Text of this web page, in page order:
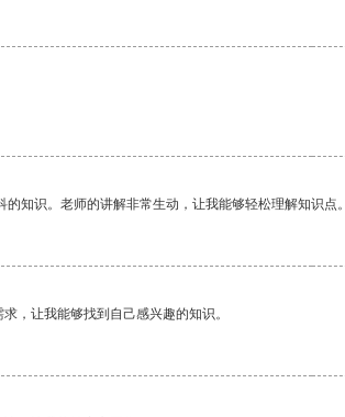
知识。老师的讲解非常生动，让我能够轻松理解知识点。
，让我能够找到自己感兴趣的知识。